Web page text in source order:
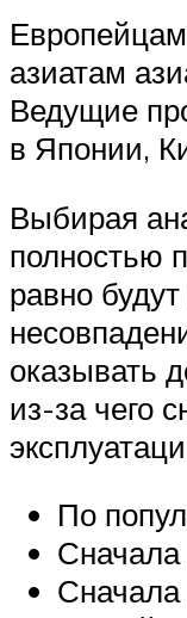
азиатам
Ведущие
в Японии,
Выбирая
полностью
равно
оказывать
из-за чего
По
Сначала